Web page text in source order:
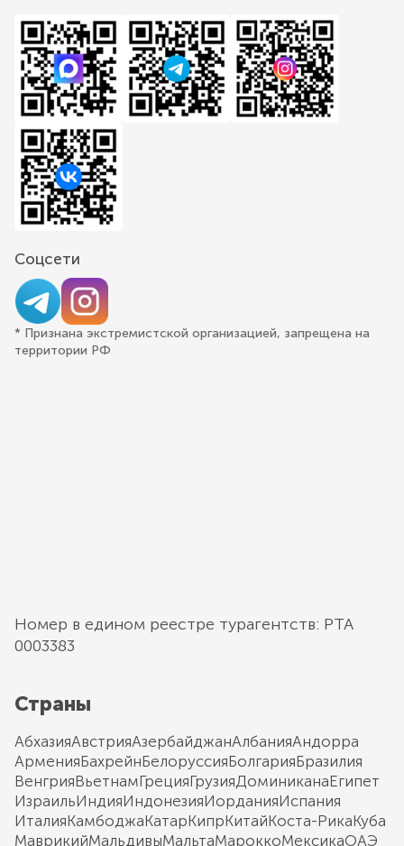
Соцсети
* Признана экстремистской организацией, запрещена на
территории РФ
Номер в едином реестре турагентств: РТА
0003383
Страны
АбхазияАвстрияАзербайджанАлбанияАндорра
АрменияБахрейнБелоруссияБолгарияБразилия
ВенгрияВьетнамГрецияГрузияДоминиканаЕгипет
ИзраильИндияИндонезияИорданияИспания
ИталияКамбоджаКатарКипрКитайКоста-РикаКуба
МаврикийМальдивыМальтаМароккоМексикаОАЭ